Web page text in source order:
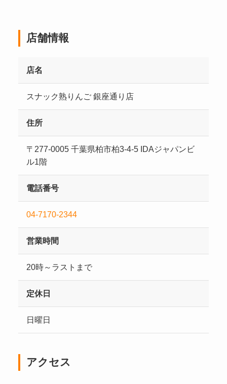
店舗情報
店名
スナック熟りんご 銀座通り店
住所
〒277-0005 千葉県柏市柏3-4-5 IDAジャパンビ
ル1階
電話番号
04-7170-2344
営業時間
20時～ラストまで
定休日
日曜日
アクセス